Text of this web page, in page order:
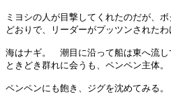
ミヨシの人が目撃してくれたのだが、
どおりで、リーダーがプッツンされた
海はナギ。　潮目に沿って船は東へ流し
ときどき群れに会うも、ペンペン主体
ペンペンにも飽き、ジグを沈めてみる。